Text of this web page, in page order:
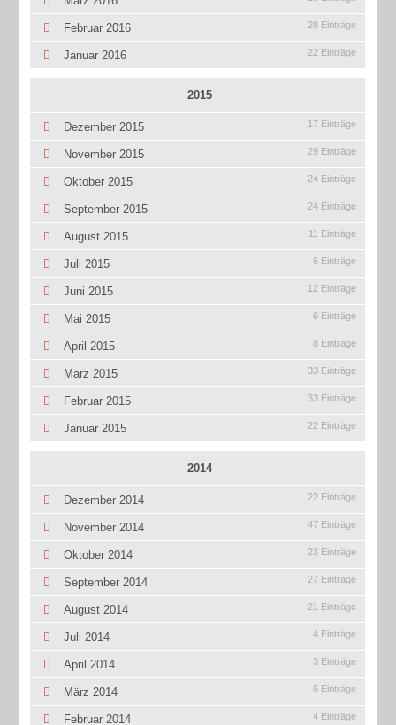
Februar 2016 28 Einträge
Januar 2016 22 Einträge
2015
Dezember 2015 17 Einträge
November 2015 29 Einträge
Oktober 2015 24 Einträge
September 2015 24 Einträge
August 2015 11 Einträge
Juli 2015 6 Einträge
Juni 2015 12 Einträge
Mai 2015 6 Einträge
April 2015 8 Einträge
März 2015 33 Einträge
Februar 2015 33 Einträge
Januar 2015 22 Einträge
2014
Dezember 2014 22 Einträge
November 2014 47 Einträge
Oktober 2014 23 Einträge
September 2014 27 Einträge
August 2014 21 Einträge
Juli 2014 4 Einträge
April 2014 3 Einträge
März 2014 6 Einträge
Februar 2014 4 Einträge